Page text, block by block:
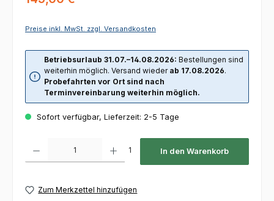
Preise inkl. MwSt. zzgl. Versandkosten
Betriebsurlaub 31.07.–14.08.2026: Bestellungen sind
weiterhin möglich. Versand wieder ab 17.08.2026.
Probefahrten vor Ort sind nach
Terminvereinbarung weiterhin möglich.
Sofort verfügbar, Lieferzeit: 2-5 Tage
1 In den Warenkorb
Zum Merkzettel hinzufügen